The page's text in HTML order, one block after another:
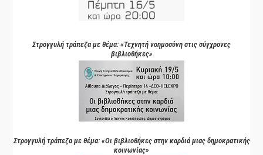
Στρογγυλή τράπεζα με θέμα: «Τεχνητή νοημοσύνη στις σύγχρονες
βιβλιοθήκες»
Στρογγυλή τράπεζα με θέμα: «Οι βιβλιοθήκες στην καρδιά μιας δημοκρατικής
κοινωνίας»